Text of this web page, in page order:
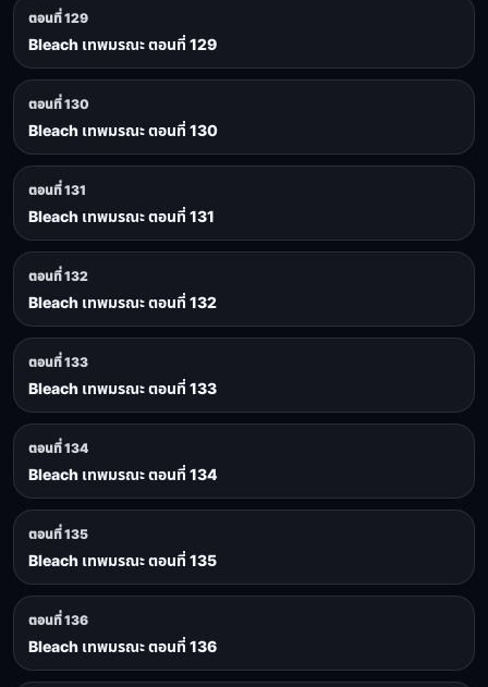
ตอนที่ 129
Bleach เทพมรณะ ตอนที่ 129
ตอนที่ 130
Bleach เทพมรณะ ตอนที่ 130
ตอนที่ 131
Bleach เทพมรณะ ตอนที่ 131
ตอนที่ 132
Bleach เทพมรณะ ตอนที่ 132
ตอนที่ 133
Bleach เทพมรณะ ตอนที่ 133
ตอนที่ 134
Bleach เทพมรณะ ตอนที่ 134
ตอนที่ 135
Bleach เทพมรณะ ตอนที่ 135
ตอนที่ 136
Bleach เทพมรณะ ตอนที่ 136